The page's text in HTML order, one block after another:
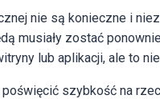
nie są konieczne i
musiały zostać
lub aplikacji, ale to
poświęcić szybkość na